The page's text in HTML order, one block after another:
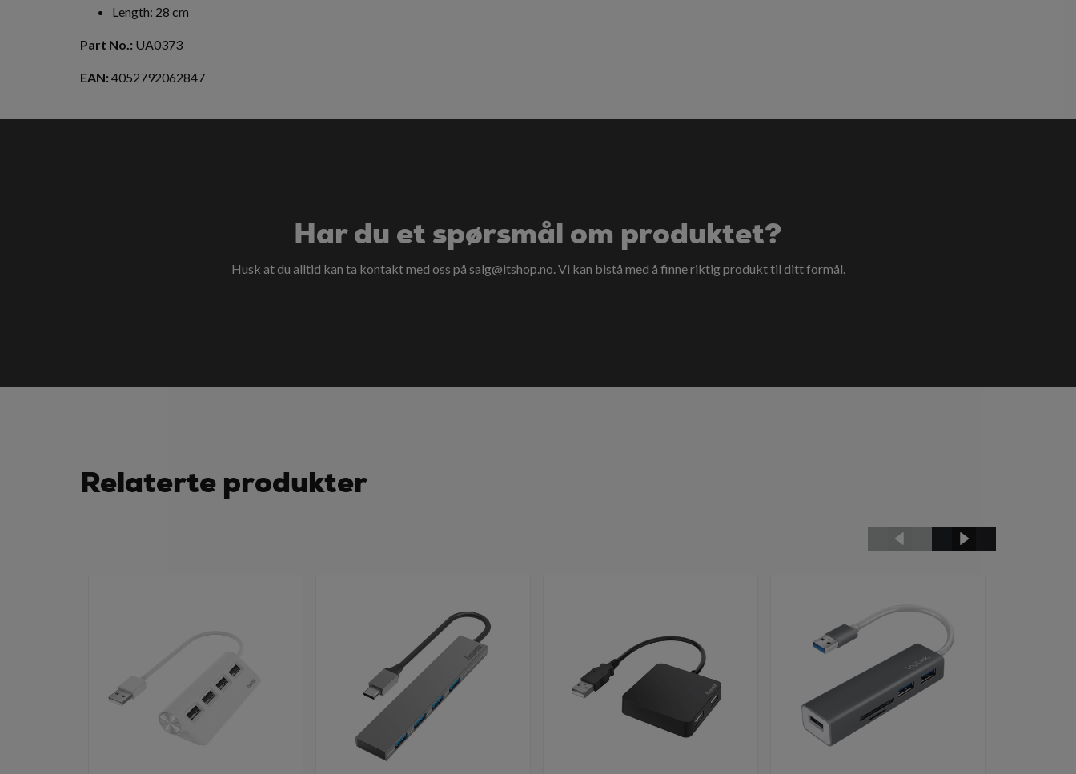
Length: 28 cm
Part No.: UA0373
EAN: 4052792062847
Har du et spørsmål om produktet?
Husk at du alltid kan ta kontakt med oss på salg@itshop.no. Vi kan bistå med å finne riktig produkt til ditt formål.
Relaterte produkter